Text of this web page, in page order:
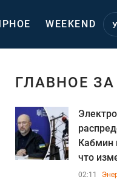
WEEKEND
ГЛАВНОЕ
Кабмин
что
02:11